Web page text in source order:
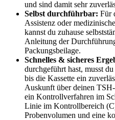
und sind damit sehr
Selbst durchführbar: Für
Assistenz oder
kannst du zuhause
Anleitung der
Packungsbeilage.
Schnelles & sicheres
durchgeführt hast, musst
bis die Kassette ein
Auskunft über deinen
ein Kontrollverfahren im
Linie im Kontrollbereich
Probenvolumen und eine